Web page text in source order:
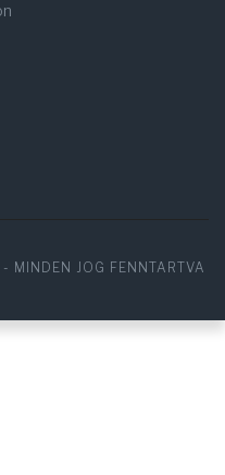
- MINDEN JOG FENNTARTVA